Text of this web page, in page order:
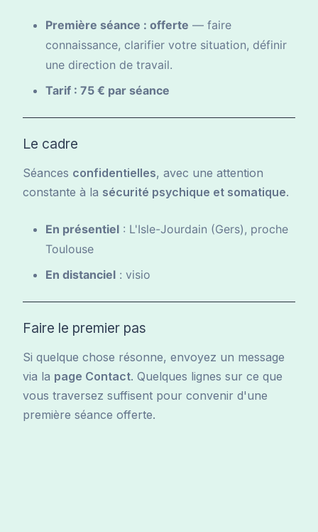
Première séance : offerte — faire
connaissance, clarifier votre situation, définir
une direction de travail.
Tarif : 75 € par séance
Le cadre
Séances confidentielles, avec une attention
constante à la sécurité psychique et somatique.
En présentiel : L'Isle-Jourdain (Gers), proche
Toulouse
En distanciel : visio
Faire le premier pas
Si quelque chose résonne, envoyez un message
via la page Contact. Quelques lignes sur ce que
vous traversez suffisent pour convenir d'une
première séance offerte.